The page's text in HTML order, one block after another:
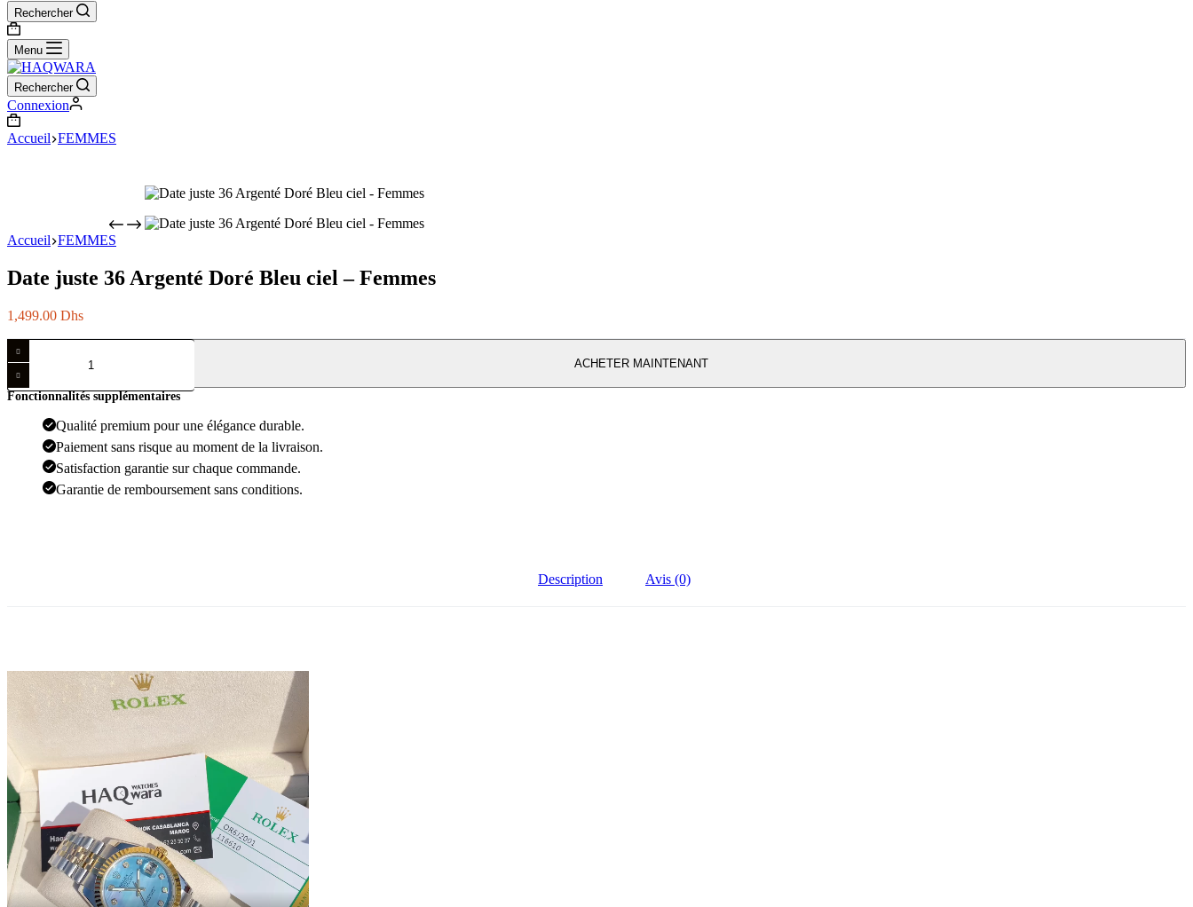
Rechercher
Panier
d’achat
Menu
Rechercher
Connexion
Panier
d’achat
Accueil FEMMES
Accueil FEMMES
Date juste 36 Argenté Doré Bleu ciel – Femmes
1,499.00 Dhs
quantité
de
Date
juste
Argenté
ACHETER MAINTENANT
Fonctionnalités supplémentaires
Qualité premium pour une élégance durable.
Paiement sans risque au moment de la livraison.
Satisfaction garantie sur chaque commande.
Garantie de remboursement sans conditions.
Description Avis (0)